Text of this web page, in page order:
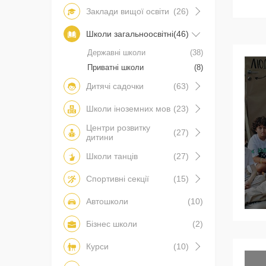
Заклади вищої освіти (26)
Школи загальноосвітні(46)
Державні школи
(38)
Приватні школи
(8)
Дитячі садочки (63)
Школи іноземних мов (23)
Центри розвитку
дитини
(27)
Школи танців (27)
Спортивні секції (15)
Автошколи (10)
Бізнес школи (2)
Курси (10)